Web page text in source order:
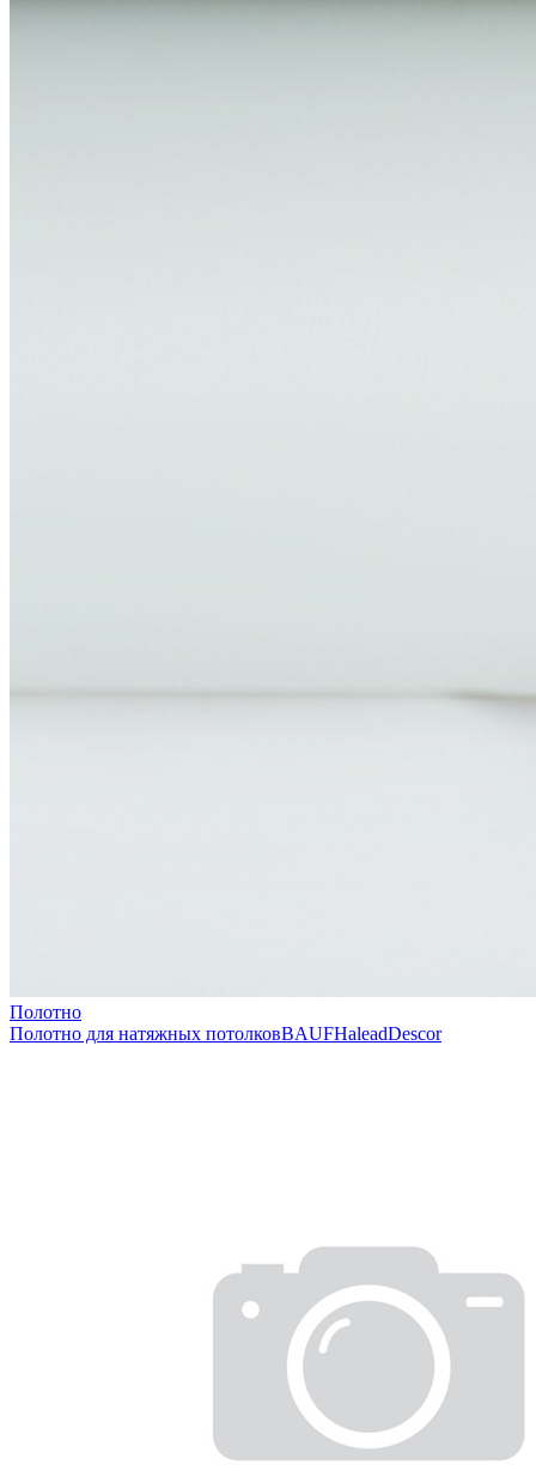
Полотно
Полотно для натяжных потолковBAUFHaleadDescor